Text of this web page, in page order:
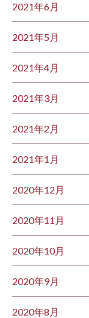
2021年6月
2021年5月
2021年4月
2021年3月
2021年2月
2021年1月
2020年12月
2020年11月
2020年10月
2020年9月
2020年8月